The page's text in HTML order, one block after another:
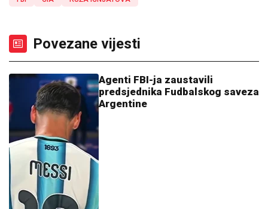
Povezane vijesti
Agenti FBI-ja zaustavili
predsjednika Fudbalskog saveza
Argentine